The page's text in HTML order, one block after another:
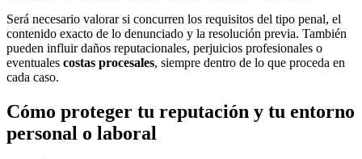
Será necesario valorar si concurren los requisitos del tipo penal, el
contenido exacto de lo denunciado y la resolución previa. También
pueden influir daños reputacionales, perjuicios profesionales o
eventuales costas procesales, siempre dentro de lo que proceda en
cada caso.
Cómo proteger tu reputación y tu entorno
personal o laboral